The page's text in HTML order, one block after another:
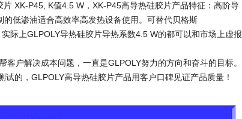
XK-P45, K值4.5 W，XK-P45高导热硅胶片产品特征：高阶导
低渗油适合高效率高发热设备使用。可替代贝格斯
际上GLPOLY导热硅胶片导热系数4.5 W的都可以和市场上虚报
户解决成本问题，一直是GLPOLY努力的方向和奋斗的目标。
的，GLPOLY高导热硅胶片产品用客户口碑见证产品质量！